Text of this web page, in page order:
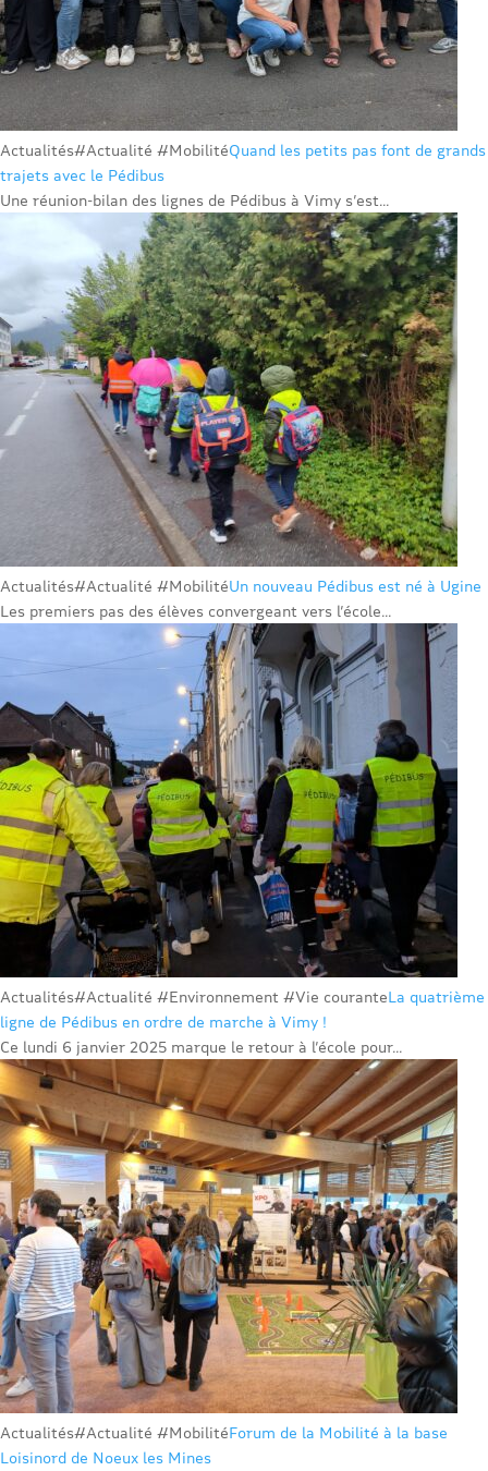
Actualités#Actualité #MobilitéQuand les petits pas font de grands
trajets avec le Pédibus
Une réunion-bilan des lignes de Pédibus à Vimy s’est...
Actualités#Actualité #MobilitéUn nouveau Pédibus est né à Ugine
Les premiers pas des élèves convergeant vers l’école...
Actualités#Actualité #Environnement #Vie couranteLa quatrième
ligne de Pédibus en ordre de marche à Vimy !
Ce lundi 6 janvier 2025 marque le retour à l’école pour...
Actualités#Actualité #MobilitéForum de la Mobilité à la base
Loisinord de Noeux les Mines